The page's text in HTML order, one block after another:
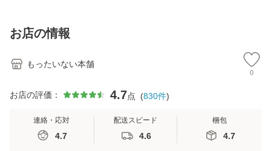
恵 藤本幸三 / 南江
堂 [単行
お店の情報
もったいない本舗
0
お店の評価： 4.7点 (830件)
連絡・応対
4.7
配送スピード
4.6
梱包
4.7